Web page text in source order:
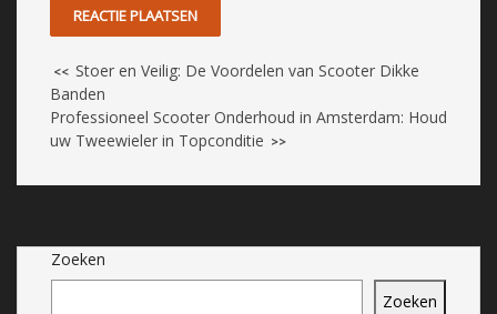
<< Stoer en Veilig: De Voordelen van Scooter Dikke
Banden
Professioneel Scooter Onderhoud in Amsterdam: Houd
uw Tweewieler in Topconditie >>
Zoeken
Zoeken